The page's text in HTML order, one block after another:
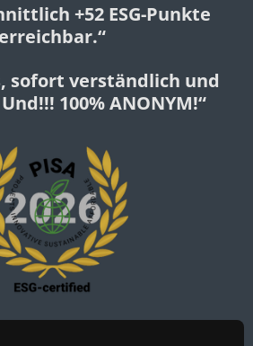
+52 ESG-Punkte
erreichbar.“
sofort verständlich und
Und!!! 100% ANONYM!“